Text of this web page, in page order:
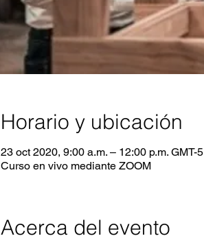
Horario y ubicación
23 oct 2020, 9:00 a.m. – 12:00 p.m. GMT-5
Curso en vivo mediante ZOOM
Acerca del evento